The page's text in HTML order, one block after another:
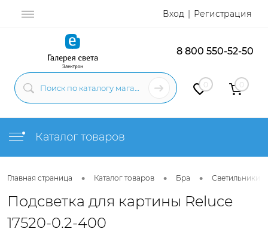
Вход Регистрация
8 800 550-52-50
0 0
Каталог товаров
Главная страница • Каталог товаров • Бра • Светильники
Подсветка для картины Reluce
17520-0.2-400